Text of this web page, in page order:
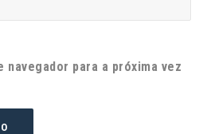
navegador para a próxima vez